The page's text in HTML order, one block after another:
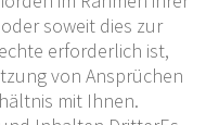
soweit dies zur
erforderlich ist,
von Ansprüchen
mit Ihnen.